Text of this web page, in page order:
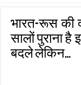
भारत-रूस की
सालों पुराना है
बदले लेकिन…